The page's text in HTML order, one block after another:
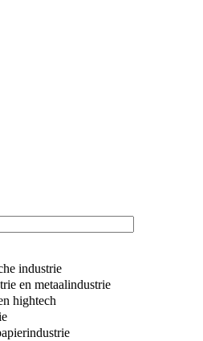
industrie
en metaalindustrie
hightech